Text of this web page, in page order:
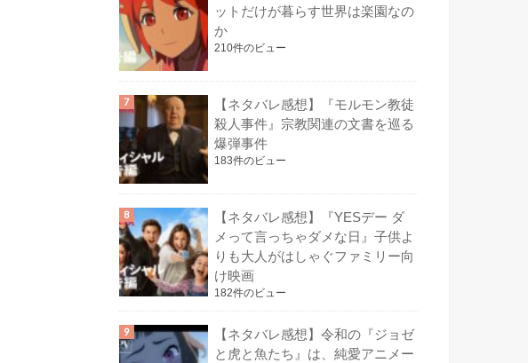
ットだけが暮らす世界は楽園なの
か
210件のビュー
【ネタバレ感想】『モルモン教徒
殺人事件』宗教関連の文書を巡る
爆弾事件
183件のビュー
【ネタバレ感想】『YESデー ダ
メって言っちゃダメな日』子供よ
りも大人がはしゃぐファミリー向
け映画
182件のビュー
【ネタバレ感想】令和の『ジョゼ
と虎と魚たち』は、純愛アニメー